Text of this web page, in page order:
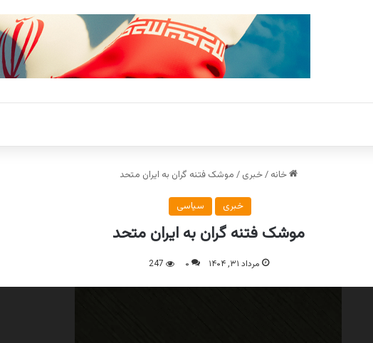
خانه /خبری / موشک فتنه گران به ایران متحد
خبری سیاسی
موشک فتنه گران به ایران متحد
مرداد ۳۱, ۱۴۰۴ ۰ 247